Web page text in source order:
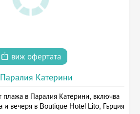
виж офертата
Паралия Катерини
плажа в Паралия Катерини, включва
и вечеря в Boutique Hotel Lito, Гърция